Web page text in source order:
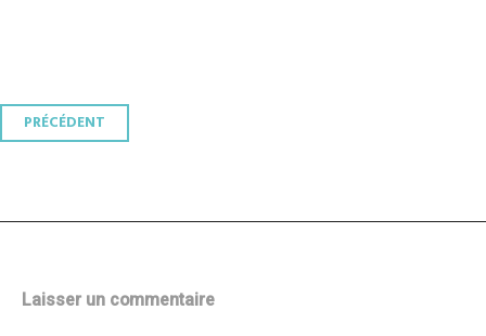
Navigation
PRÉCÉDENT
Laisser un commentaire